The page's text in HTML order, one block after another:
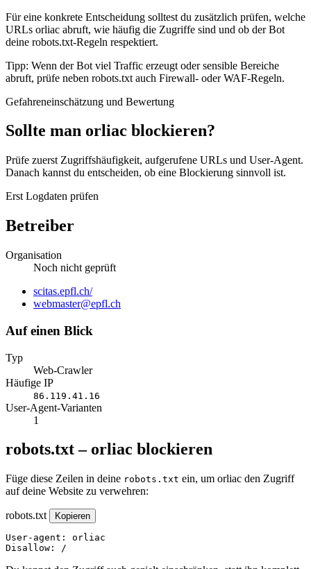
Für eine konkrete Entscheidung solltest du zusätzlich prüfen, welche
URLs orliac abruft, wie häufig die Zugriffe sind und ob der Bot
deine robots.txt-Regeln respektiert.
Tipp: Wenn der Bot viel Traffic erzeugt oder sensible Bereiche
abruft, prüfe neben robots.txt auch Firewall- oder WAF-Regeln.
Gefahreneinschätzung und Bewertung
Sollte man orliac blockieren?
Prüfe zuerst Zugriffshäufigkeit, aufgerufene URLs und User-Agent.
Danach kannst du entscheiden, ob eine Blockierung sinnvoll ist.
Erst Logdaten prüfen
Betreiber
Organisation
Noch nicht geprüft
Website
scitas.epfl.ch/
E-
webmaster@epfl.ch
Auf einen Blick
Typ
Web-Crawler
Häufige IP
86.119.41.16
User-Agent-Varianten
1
robots.txt – orliac blockieren
Füge diese Zeilen in deine robots.txt ein, um orliac den Zugriff
auf deine Website zu verwehren:
robots.txt Kopieren
User-agent: orliac
Disallow: /